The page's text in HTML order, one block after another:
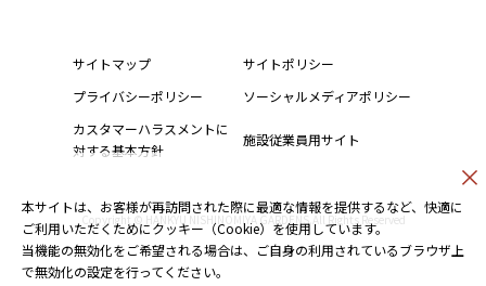
本サイトは、お客様が再訪問された際に最適な情報を提供するなど、快適に
ご利用いただくためにクッキー（Cookie）を使用しています。
当機能の無効化をご希望される場合は、ご自身の利用されているブラウザ上
で無効化の設定を行ってください。
サイトマップ
サイトポリシー
プライバシーポリシー
ソーシャルメディアポリシー
カスタマーハラスメントに
対する基本方針
施設従業員用サイト
Copyright © HANKYU NISHINOMIYA GARDENS.All Rights Reserved